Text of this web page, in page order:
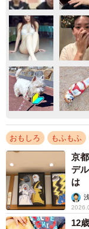
おもしろ もふもふ
京
デ
は
12